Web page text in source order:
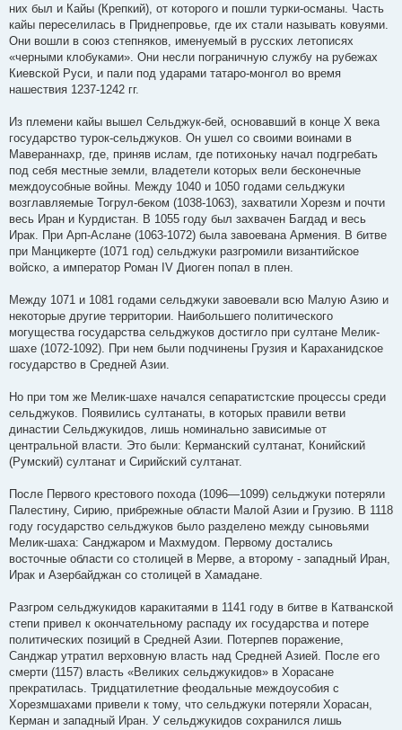
них был и Кайы (Крепкий), от которого и пошли турки-османы. Часть
кайы переселилась в Приднепровье, где их стали называть ковуями.
Они вошли в союз степняков, именуемый в русских летописях
«черными клобуками». Они несли пограничную службу на рубежах
Киевской Руси, и пали под ударами татаро-монгол во время
нашествия 1237-1242 гг.
Из племени кайы вышел Сельджук-бей, основавший в конце Х века
государство турок-сельджуков. Он ушел со своими воинами в
Мавераннахр, где, приняв ислам, где потихоньку начал подгребать
под себя местные земли, владетели которых вели бесконечные
междоусобные войны. Между 1040 и 1050 годами сельджуки
возглавляемые Тогрул-беком (1038-1063), захватили Хорезм и почти
весь Иран и Курдистан. В 1055 году был захвачен Багдад и весь
Ирак. При Арп-Аслане (1063-1072) была завоевана Армения. В битве
при Манцикерте (1071 год) сельджуки разгромили византийское
войско, а император Роман IV Диоген попал в плен.
Между 1071 и 1081 годами сельджуки завоевали всю Малую Азию и
некоторые другие территории. Наибольшего политического
могущества государства сельджуков достигло при султане Мелик-
шахе (1072-1092). При нем были подчинены Грузия и Караханидское
государство в Средней Азии.
Но при том же Мелик-шахе начался сепаратистские процессы среди
сельджуков. Появились султанаты, в которых правили ветви
династии Сельджукидов, лишь номинально зависимые от
центральной власти. Это были: Керманский султанат, Конийский
(Румский) султанат и Сирийский султанат.
После Первого крестового похода (1096—1099) сельджуки потеряли
Палестину, Сирию, прибрежные области Малой Азии и Грузию. В 1118
году государство сельджуков было разделено между сыновьями
Мелик-шаха: Санджаром и Махмудом. Первому достались
восточные области со столицей в Мерве, а второму - западный Иран,
Ирак и Азербайджан со столицей в Хамадане.
Разгром сельджукидов каракитаями в 1141 году в битве в Катванской
степи привел к окончательному распаду их государства и потере
политических позиций в Средней Азии. Потерпев поражение,
Санджар утратил верховную власть над Средней Азией. После его
смерти (1157) власть «Великих сельджукидов» в Хорасане
прекратилась. Тридцатилетние феодальные междоусобия с
Хорезмшахами привели к тому, что сельджуки потеряли Хорасан,
Керман и западный Иран. У сельджукидов сохранился лишь